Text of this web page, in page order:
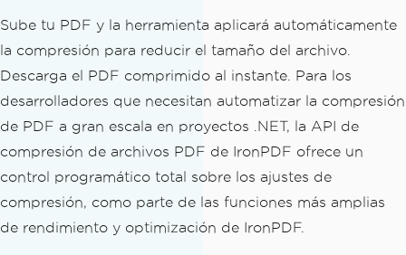
Sube tu PDF y la herramienta aplicará automáticamente
la compresión para reducir el tamaño del archivo.
Descarga el PDF comprimido al instante. Para los
desarrolladores que necesitan automatizar la compresión
de PDF a gran escala en proyectos .NET, la API de
compresión de archivos PDF de IronPDF ofrece un
control programático total sobre los ajustes de
compresión, como parte de las funciones más amplias
de rendimiento y optimización de IronPDF.